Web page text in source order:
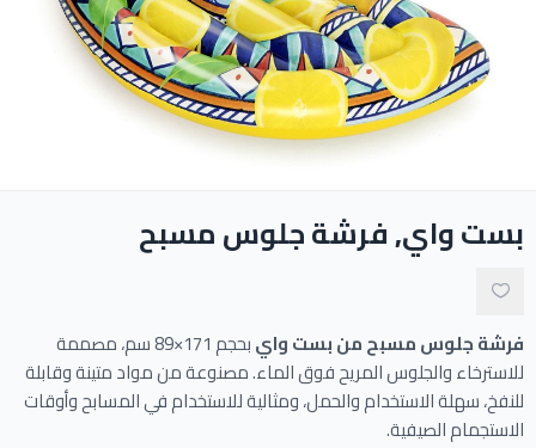
ادوات النظافة
الالعاب المائية
المقالات
خدماتنا
بست واي, فرشة جلوس مسبح
فرشة جلوس مسبح من بست واي
بحجم 171×89 سم، مصممة
للاسترخاء والجلوس المريح فوق الماء. مصنوعة من مواد متينة وقابلة
للنفخ، سهلة الاستخدام والحمل، ومثالية للاستخدام في المسابح وأوقات
الاستجمام الصيفية.